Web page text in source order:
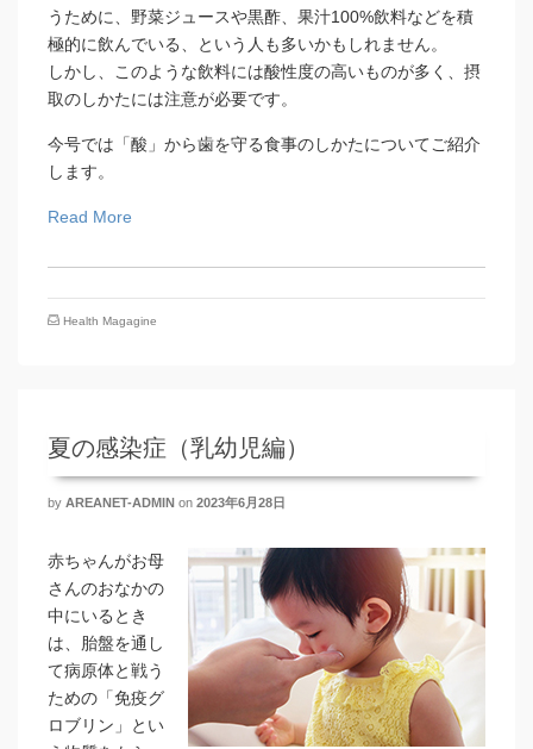
うために、野菜ジュースや黒酢、果汁100%飲料などを積
極的に飲んでいる、という人も多いかもしれません。
しかし、このような飲料には酸性度の高いものが多く、摂
取のしかたには注意が必要です。
今号では「酸」から歯を守る食事のしかたについてご紹介
します。
Read More
Health Magagine
夏の感染症（乳幼児編）
by AREANET-ADMIN on 2023年6月28日
赤ちゃんがお母
さんのおなかの
中にいるとき
は、胎盤を通し
て病原体と戦う
ための「免疫グ
ロブリン」とい